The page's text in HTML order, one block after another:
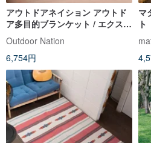
アウトドアネイション アウトド
ア多目的ブランケット / エクステ
ンデッドエディション / モロッカ
ンアレイ
Outdoor Nation
6,754円
マ